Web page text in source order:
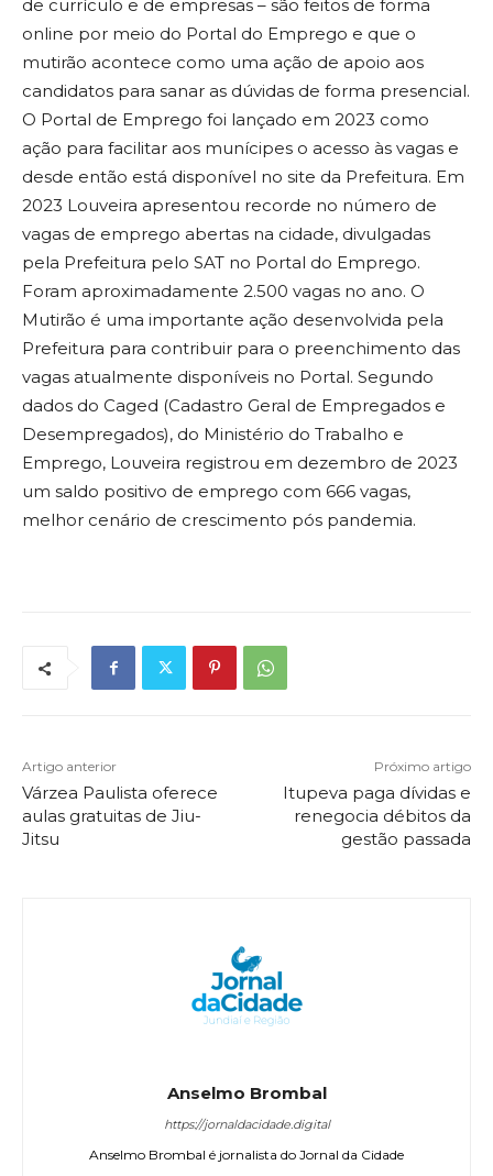
de currículo e de empresas – são feitos de forma
online por meio do Portal do Emprego e que o
mutirão acontece como uma ação de apoio aos
candidatos para sanar as dúvidas de forma presencial.
O Portal de Emprego foi lançado em 2023 como
ação para facilitar aos munícipes o acesso às vagas e
desde então está disponível no site da Prefeitura. Em
2023 Louveira apresentou recorde no número de
vagas de emprego abertas na cidade, divulgadas
pela Prefeitura pelo SAT no Portal do Emprego.
Foram aproximadamente 2.500 vagas no ano. O
Mutirão é uma importante ação desenvolvida pela
Prefeitura para contribuir para o preenchimento das
vagas atualmente disponíveis no Portal. Segundo
dados do Caged (Cadastro Geral de Empregados e
Desempregados), do Ministério do Trabalho e
Emprego, Louveira registrou em dezembro de 2023
um saldo positivo de emprego com 666 vagas,
melhor cenário de crescimento pós pandemia.
Artigo anterior
Várzea Paulista oferece
aulas gratuitas de Jiu-
Jitsu
Próximo artigo
Itupeva paga dívidas e
renegocia débitos da
gestão passada
Anselmo Brombal
https://jornaldacidade.digital
Anselmo Brombal é jornalista do Jornal da Cidade